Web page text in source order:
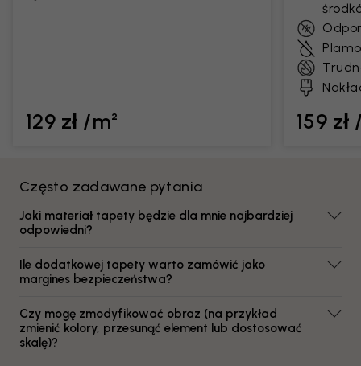
129 zł /m² 159 zł
Często zadawane pytania
Jaki materiał tapety będzie dla mnie najbardziej
odpowiedni?
Ile dodatkowej tapety warto zamówić jako
margines bezpieczeństwa?
Czy mogę zmodyfikować obraz (na przykład
zmienić kolory, przesunąć element lub dostosować
skalę)?